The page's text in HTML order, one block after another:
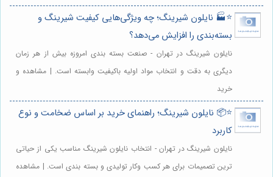
⭐️🏭 نایلون شیرینگ؛ چه ویژگی‌هایی کیفیت شیرینگ و
بسته‌بندی را افزایش می‌دهد؟
نایلون شیرینگ در تهران - صنعت بسته بندی امروزه بیش از هر زمان
دیگری به دقت و انتخاب مواد اولیه باکیفیت وابسته است. | مشاهده و
خرید
⭐️📦 نایلون شیرینگ؛ راهنمای خرید بر اساس ضخامت و نوع
کاربرد
نایلون شیرینگ در تهران - انتخاب نایلون شیرینگ مناسب یکی از حیاتی
ترین تصمیمات برای هر کسب وکار تولیدی و بسته بندی است. | مشاهده